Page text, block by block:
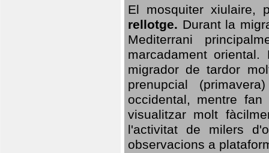
El mosquiter xiulaire,
rellotge. Durant la
Mediterrani
marcadament
migrador de tardor
prenupcial
occidental, mentre
visualitzar molt
l'activitat de milers
observacions a